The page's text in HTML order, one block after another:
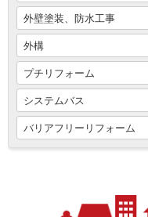
外壁塗装、防水工事
外構
プチリフォーム
システムバス
バリアフリーリフォーム